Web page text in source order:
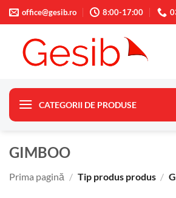
Skip
to
content
office@gesib.ro 8:00-17:00
CATEGORII DE PRODUSE
GIMBOO
Prima pagină / Tip produs produs /